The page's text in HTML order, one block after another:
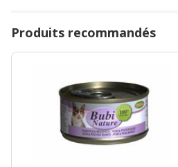
Produits recommandés